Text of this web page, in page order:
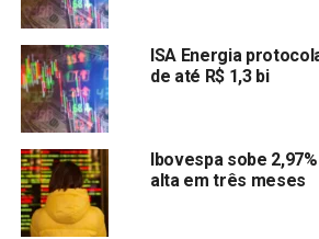
preparativos do IPO são confidenciais.
comentar o assunto.
(Reportagem de Carolina Mandl em
French em Nova York e Anirban Sen
Compartilhar:
ISA Energia
de até R$ 1,3 bi
Ibovespa sobe
alta em três meses